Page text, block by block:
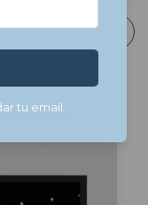
tu email.